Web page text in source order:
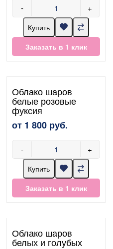
- +
Купить
Заказать в 1 клик
Облако шаров
белые розовые
фуксия
от 1 800 руб.
- +
Купить
Заказать в 1 клик
Облако шаров
белых и голубых